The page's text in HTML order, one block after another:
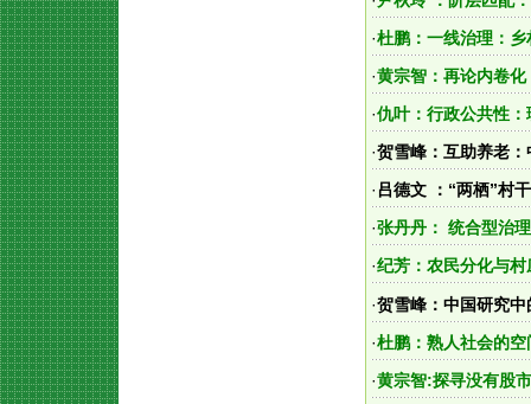
·杜鹏：一线治理：
·黄宗智：再论内卷
·仇叶：行政公共性
·贺雪峰：互助养老
· 吕德文 ：“两栖”村
·张丹丹： 统合型治
·纪芳：农民分化与村
·贺雪峰：中国研究
·杜鹏：熟人社会的空
·黄宗智:探寻没有股